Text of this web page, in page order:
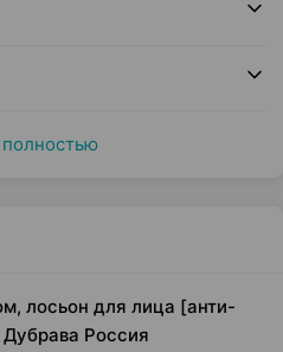
полностью
лосьон для лица [анти-
Россия